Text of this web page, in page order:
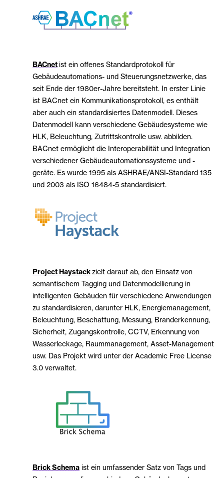
BACnetist ein offenes Standardprotokoll für
Gebäudeautomations- und Steuerungsnetzwerke, das
seit Ende der 1980er-Jahre bereitsteht. In erster Linie
ist BACnet ein Kommunikationsprotokoll, es enthält
aber auch ein standardisiertes Datenmodell. Dieses
Datenmodell kann verschiedene Gebäudesysteme wie
HLK, Beleuchtung, Zutrittskontrolle usw. abbilden.
BACnet ermöglicht die Interoperabilität und Integration
verschiedener Gebäudeautomationssysteme und -
geräte. Es wurde 1995 als ASHRAE/ANSI-Standard 135
und 2003 als ISO 16484-5 standardisiert.
Project Haystackzielt darauf ab, den Einsatz von
semantischem Tagging und Datenmodellierung in
intelligenten Gebäuden für verschiedene Anwendungen
zu standardisieren, darunter HLK, Energiemanagement,
Beleuchtung, Beschattung, Messung, Branderkennung,
Sicherheit, Zugangskontrolle, CCTV, Erkennung von
Wasserleckage, Raummanagement, Asset-Management
usw. Das Projekt wird unter der Academic Free License
3.0 verwaltet.
Brick Schema ist ein umfassender Satz von Tags und